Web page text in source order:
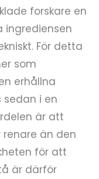
forskare en
ingrediensen
För detta
som
erhållna
sedan i en
är att
än den
för att
är därför